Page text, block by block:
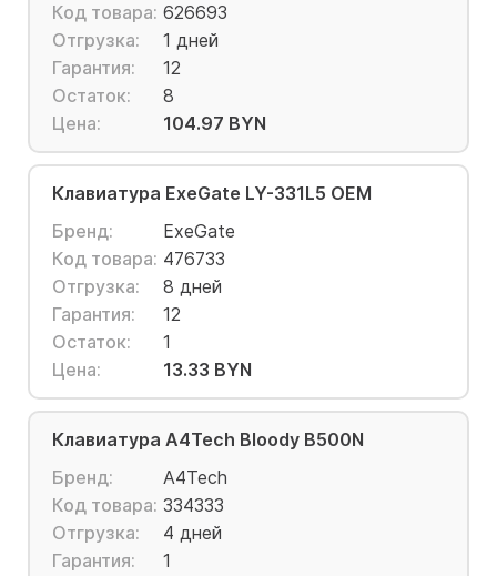
Код товара: 626693
Отгрузка:
1 дней
Гарантия:
12
Остаток:
8
Цена:
104.97 BYN
Клавиатура ExeGate LY-331L5 OEM
Бренд:
ExeGate
Код товара: 476733
Отгрузка:
8 дней
Гарантия:
12
Остаток:
1
Цена:
13.33 BYN
Клавиатура A4Tech Bloody B500N
Бренд:
A4Tech
Код товара: 334333
Отгрузка:
4 дней
Гарантия:
1